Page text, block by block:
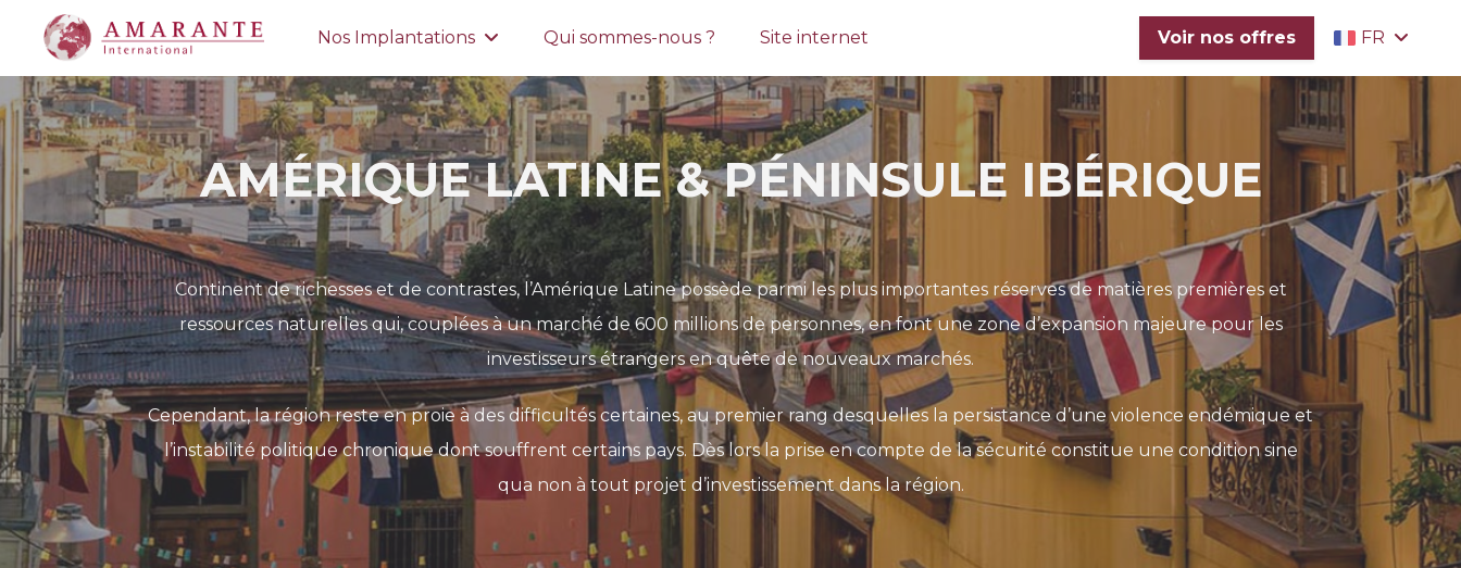
Nos Implantations Qui sommes-nous ? Site internet Voir nos offres FR
AMÉRIQUE LATINE & PÉNINSULE IBÉRIQUE
Continent de richesses et de contrastes, l’Amérique Latine possède parmi les plus importantes réserves de matières premières et
ressources naturelles qui, couplées à un marché de 600 millions de personnes, en font une zone d’expansion majeure pour les
investisseurs étrangers en quête de nouveaux marchés.
Cependant, la région reste en proie à des difficultés certaines, au premier rang desquelles la persistance d’une violence endémique et
l’instabilité politique chronique dont souffrent certains pays. Dès lors la prise en compte de la sécurité constitue une condition sine
qua non à tout projet d’investissement dans la région.